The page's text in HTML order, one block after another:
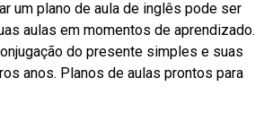
um plano de aula de inglês pode ser
aulas em momentos de aprendizado.
do presente simples e suas
anos. Planos de aulas prontos para